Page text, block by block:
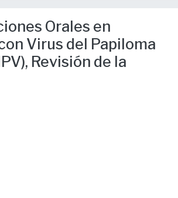
Orales en
Virus del Papiloma
Revisión de la